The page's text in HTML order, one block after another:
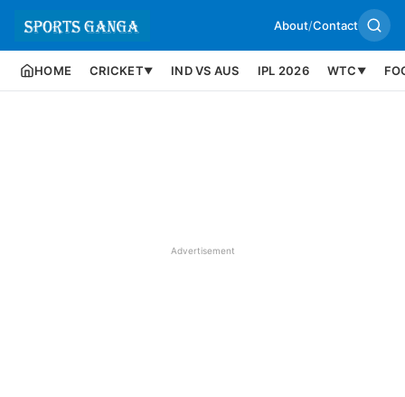
About/Contact
HOME CRICKET▼ IND VS AUS IPL 2026 WTC ▼
Advertisement